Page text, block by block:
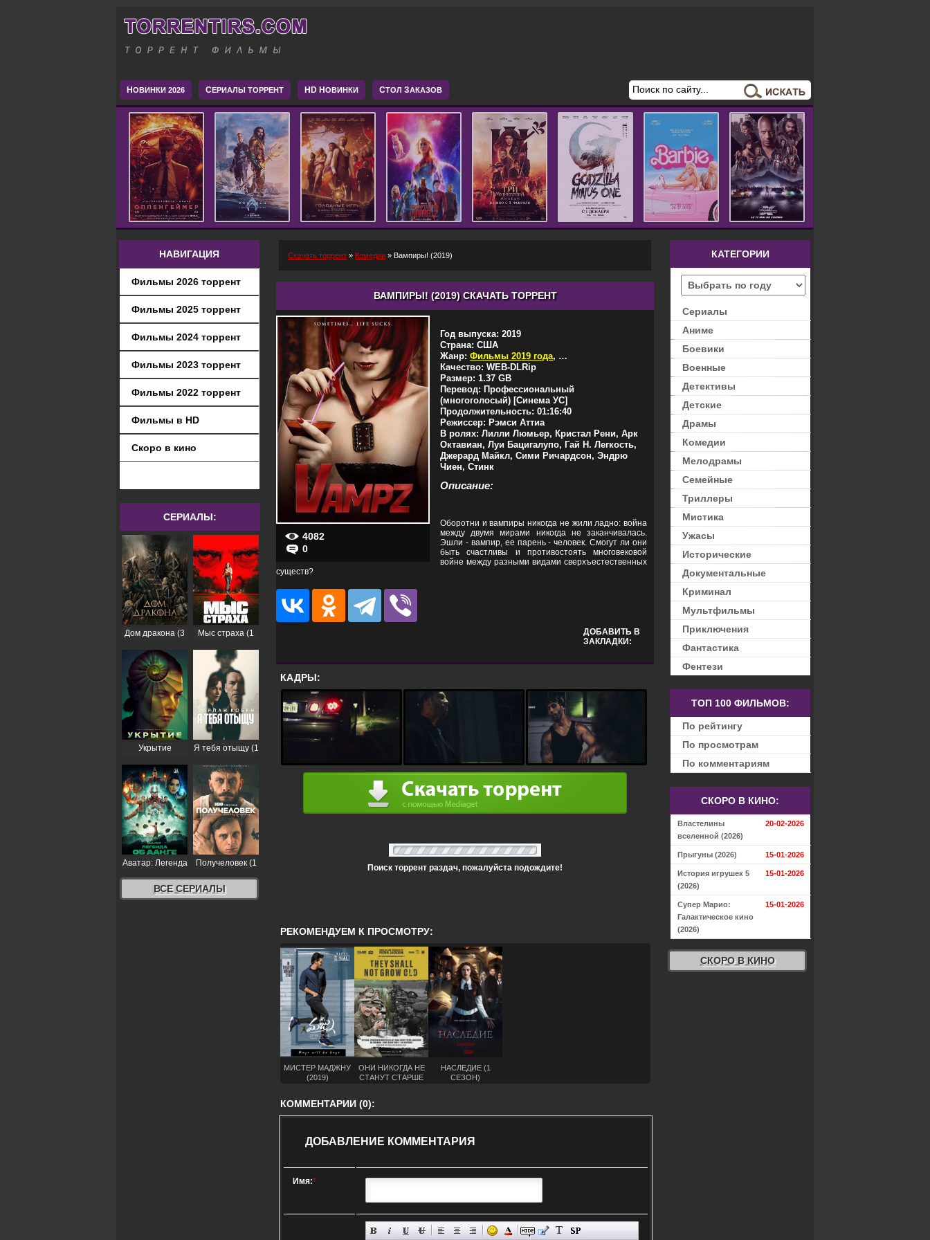
НОВИНКИ 2026 СЕРИАЛЫ ТОРРЕНТ HD НОВИНКИ СТОЛ ЗАКАЗОВ
НАВИГАЦИЯ
Фильмы 2026 торрент
Фильмы 2025 торрент
Фильмы 2024 торрент
Фильмы 2023 торрент
Фильмы 2022 торрент
Фильмы в HD
Скоро в кино
СЕРИАЛЫ:
Дом дракона (3
Мыс страха (1
Укрытие
сезон)
Я тебя отыщу (1
Аватар: Легенда
об Аанге (2
сезон)
Получеловек (1
сезон)
ВСЕ СЕРИАЛЫ
Скачать торрент » Комедии » Вампиры! (2019)
ВАМПИРЫ! (2019) СКАЧАТЬ ТОРРЕНТ
4082
0
Год выпуска: 2019
Страна: США
Жанр: Фильмы 2019 года, Комедии
Качество: WEB-DLRip
Размер: 1.37 GB
Перевод: Профессиональный
(многоголосый) [Синема УС]
Продолжительность: 01:16:40
Режиссер: Рэмси Аттиа
В ролях: Лилли Люмьер, Кристал Рени, Арк
Октавиан, Луи Бацигалупо, Гай Н. Легкость,
Джерард Майкл, Сими Ричардсон, Эндрю
Чиен, Стинк
Описание:
Оборотни и вампиры никогда не жили ладно: война
между двумя мирами никогда не заканчивалась.
Эшли - вампир, ее парень - человек. Смогут ли они
быть счастливы и противостоять многовековой
войне между разными видами сверхъестественных
существ?
ДОБАВИТЬ В
ЗАКЛАДКИ:
КАДРЫ:
Поиск торрент раздач, пожалуйста подождите!
РЕКОМЕНДУЕМ К ПРОСМОТРУ:
МИСТЕР МАДЖНУ
(2019)
ОНИ НИКОГДА НЕ
СТАНУТ СТАРШЕ
НАСЛЕДИЕ (1
СЕЗОН)
КОММЕНТАРИИ (0):
ДОБАВЛЕНИЕ КОММЕНТАРИЯ
Имя:*
КАТЕГОРИИ
Сериалы
Аниме
Боевики
Военные
Детективы
Детские
Драмы
Комедии
Мелодрамы
Семейные
Триллеры
Мистика
Ужасы
Исторические
Документальные
Криминал
Мультфильмы
Приключения
Фантастика
Фентези
ТОП 100 ФИЛЬМОВ:
По рейтингу
По просмотрам
По комментариям
СКОРО В КИНО:
Властелины
вселенной (2026)
20-02-2026
Прыгуны (2026) 15-01-2026
История игрушек 5
(2026)
15-01-2026
Супер Марио:
Галактическое кино
(2026)
15-01-2026
СКОРО В КИНО